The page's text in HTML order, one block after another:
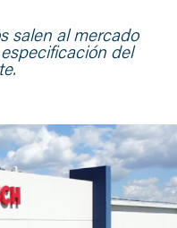
salen al mercado
del